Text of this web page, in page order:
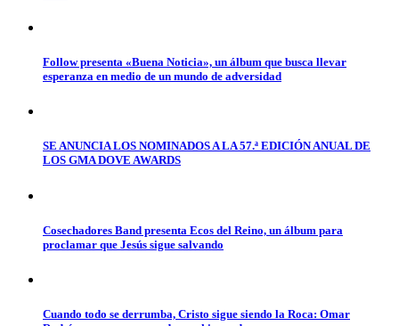
Follow presenta «Buena Noticia», un álbum que busca llevar
esperanza en medio de un mundo de adversidad
SE ANUNCIA LOS NOMINADOS A LA 57.ª EDICIÓN ANUAL DE
LOS GMA DOVE AWARDS
Cosechadores Band presenta Ecos del Reino, un álbum para
proclamar que Jesús sigue salvando
Cuando todo se derrumba, Cristo sigue siendo la Roca: Omar